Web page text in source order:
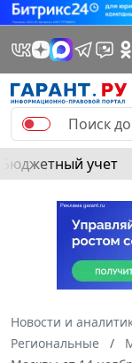
Бюджетный учет
Новости и
Региональные